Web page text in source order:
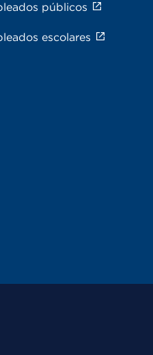
públicos
escolares